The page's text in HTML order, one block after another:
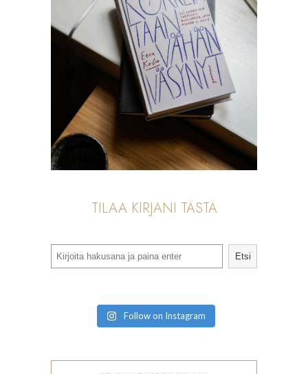
TILAA KIRJANI TÄSTÄ
Etsi
Follow on Instagram